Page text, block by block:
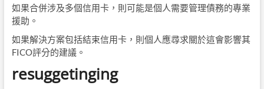
如果合併涉及多個信用卡，則可能是個人需要管理債務的專業
援助。
如果解決方案包括結束信用卡，則個人應尋求關於這會影響其
FICO評分的建議。
resuggetinging